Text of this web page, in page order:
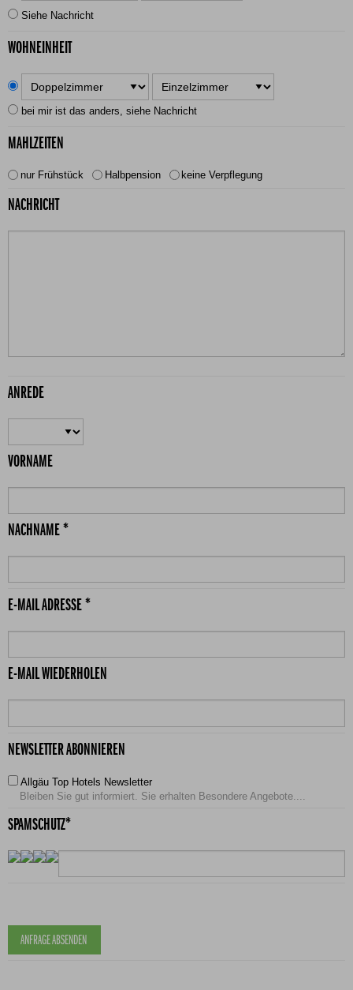
Siehe Nachricht
WOHNEINHEIT
bei mir ist das anders, siehe Nachricht
MAHLZEITEN
nur Frühstück Halbpension keine Verpflegung
NACHRICHT
ANREDE
VORNAME
NACHNAME *
E-MAIL ADRESSE *
E-MAIL WIEDERHOLEN
NEWSLETTER ABONNIEREN
Allgäu Top Hotels Newsletter
Bleiben Sie gut informiert. Sie erhalten Besondere Angebote....
SPAMSCHUTZ*